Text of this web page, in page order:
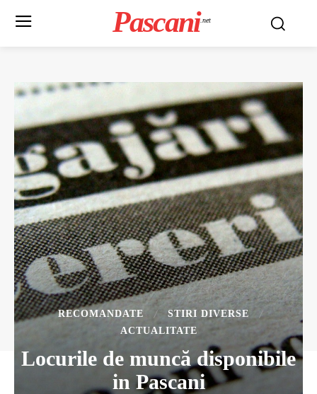
Pascani .net
RECOMANDATE
STIRI DIVERSE
ACTUALITATE
Locurile de muncă disponibile
in Pascani